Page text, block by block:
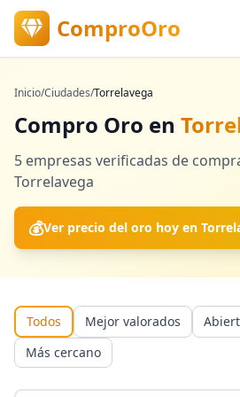
ComproOro
Inicio/Ciudades/Torrelavega
Compro Oro en
5 empresas verificadas de
Torrelavega
💰Ver precio del oro hoy en
Todos Mejor valorados
Más cercano